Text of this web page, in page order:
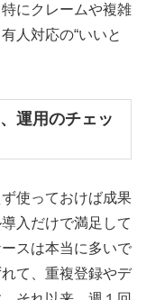
にクレームや複雑
人対応の“いいと
運用のチェッ
使っておけば成果
入だけで満足して
スは本当に多いで
て、重複登録やデ